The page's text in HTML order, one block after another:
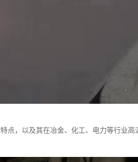
点，以及其在冶金、化工、电力等行业高